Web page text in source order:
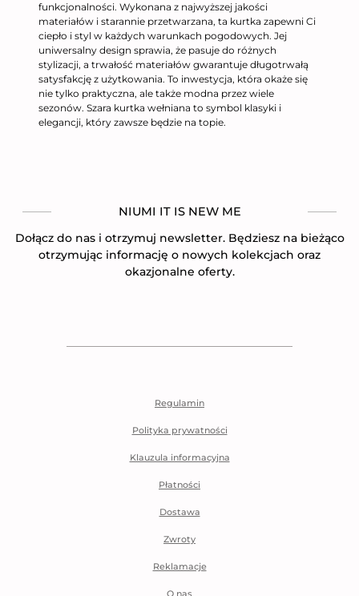
funkcjonalności. Wykonana z najwyższej jakości
materiałów i starannie przetwarzana, ta kurtka zapewni Ci
ciepło i styl w każdych warunkach pogodowych. Jej
uniwersalny design sprawia, że pasuje do różnych
stylizacji, a trwałość materiałów gwarantuje długotrwałą
satysfakcję z użytkowania. To inwestycja, która okaże się
nie tylko praktyczna, ale także modna przez wiele
sezonów. Szara kurtka wełniana to symbol klasyki i
elegancji, który zawsze będzie na topie.
NIUMI IT IS NEW ME
Dołącz do nas i otrzymuj newsletter. Będziesz na bieżąco
otrzymując informację o nowych kolekcjach oraz
okazjonalne oferty.
Regulamin
Polityka prywatności
Klauzula informacyjna
Płatności
Dostawa
Zwroty
Reklamacje